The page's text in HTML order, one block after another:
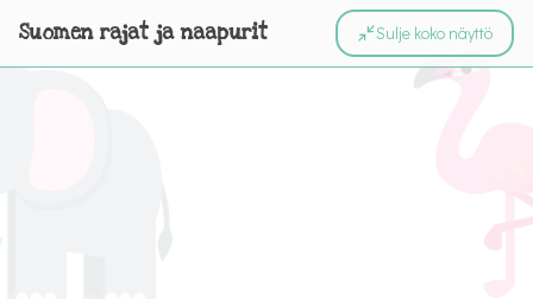
Suomen rajat ja naapurit Sulje koko näyttö